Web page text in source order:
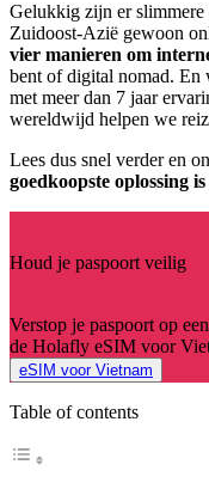
Gelukkig zijn er slimmere
Zuidoost-Azië gewoon
vier manieren om
bent of digital nomad. En
met meer dan 7 jaar
wereldwijd helpen we
Lees dus snel verder en
goedkoopste oplossing
Houd je paspoort veilig
Verstop je paspoort op
de Holafly eSIM voor
eSIM voor Vietnam
Table of contents